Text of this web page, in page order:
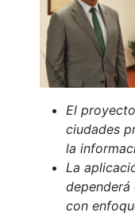
El
ciudades
la
La
con